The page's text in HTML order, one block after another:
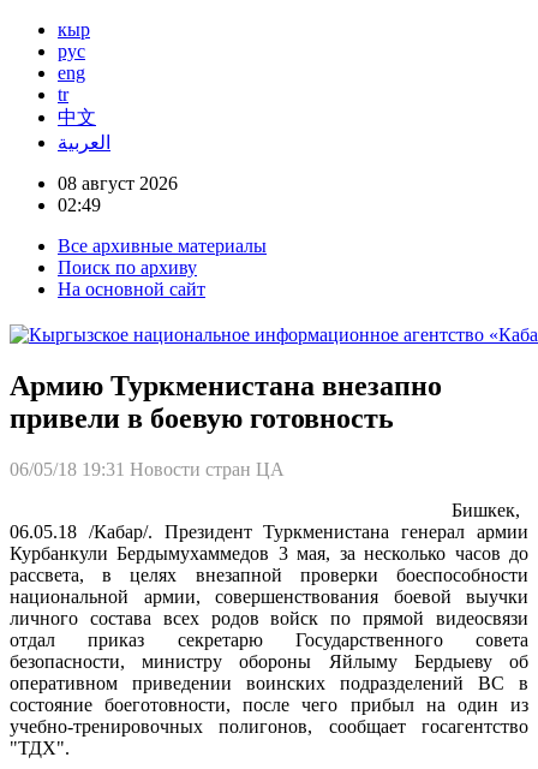
кыр
рус
eng
tr
中文
العربية
08 август 2026
02:49
Все архивные материалы
Поиск по архиву
На основной сайт
Армию Туркменистана внезапно
привели в боевую готовность
06/05/18 19:31 Новости стран ЦА
Бишкек,
06.05.18 /Кабар/. Президент Туркменистана генерал армии
Курбанкули Бердымухаммедов 3 мая, за несколько часов до
рассвета, в целях внезапной проверки боеспособности
национальной армии, совершенствования боевой выучки
личного состава всех родов войск по прямой видеосвязи
отдал приказ секретарю Государственного совета
безопасности, министру обороны Яйлыму Бердыеву об
оперативном приведении воинских подразделений ВС в
состояние боеготовности, после чего прибыл на один из
учебно-тренировочных полигонов, сообщает госагентство
"ТДХ".